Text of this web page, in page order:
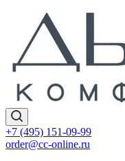
+7 (495) 151-09-99
order@cc-online.ru